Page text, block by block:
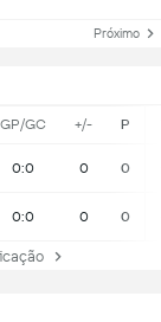
Próximo
GP/GC +/- P
0:0 0 0
0:0 0 0